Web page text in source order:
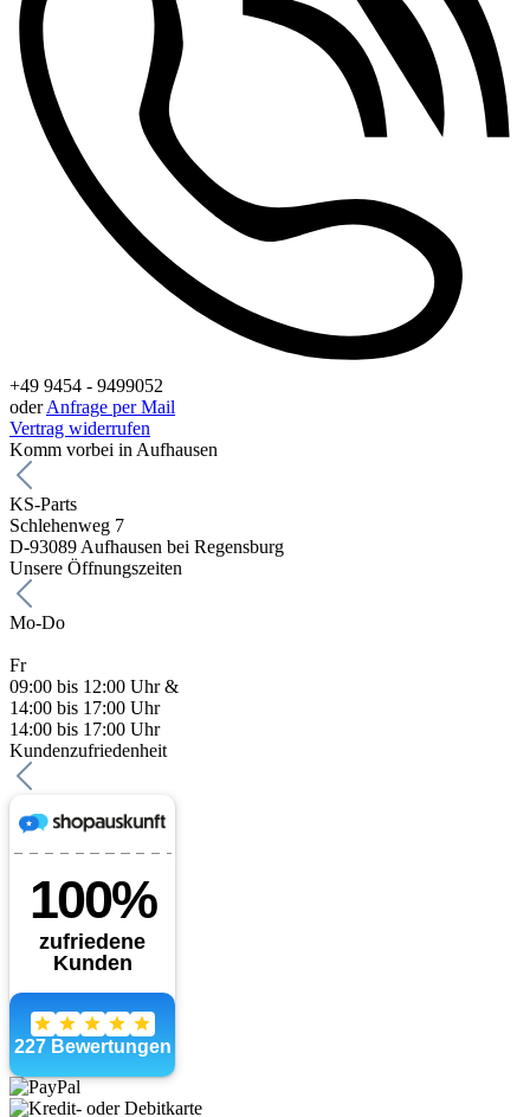
+49 9454 - 9499052
oderAnfrage per Mail
Vertrag widerrufen
Komm vorbei in Aufhausen
KS-Parts
Schlehenweg 7
D-93089 Aufhausen bei Regensburg
Unsere Öffnungszeiten
Mo-Do
Fr
09:00 bis 12:00 Uhr &
14:00 bis 17:00 Uhr
14:00 bis 17:00 Uhr
Kundenzufriedenheit